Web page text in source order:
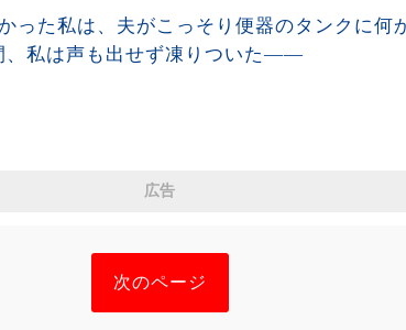
った私は、夫がこっそり便器のタンクに何
、私は声も出せず凍りついた――
広告
次のページ